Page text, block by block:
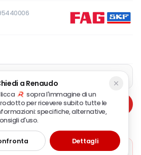
azienda
Aggiungi
Modifica
a Renaudo
sopra l'immagine di un
per ricevere subito tutte le
specifiche, alternative,
d'uso.
Dettagli